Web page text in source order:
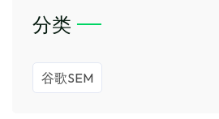
分类
谷歌SEM